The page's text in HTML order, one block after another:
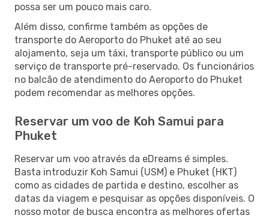
possa ser um pouco mais caro.
Além disso, confirme também as opções de
transporte do Aeroporto do Phuket até ao seu
alojamento, seja um táxi, transporte público ou um
serviço de transporte pré-reservado. Os funcionários
no balcão de atendimento do Aeroporto do Phuket
podem recomendar as melhores opções.
Reservar um voo de Koh Samui para
Phuket
Reservar um voo através da eDreams é simples.
Basta introduzir Koh Samui (USM) e Phuket (HKT)
como as cidades de partida e destino, escolher as
datas da viagem e pesquisar as opções disponíveis. O
nosso motor de busca encontra as melhores ofertas